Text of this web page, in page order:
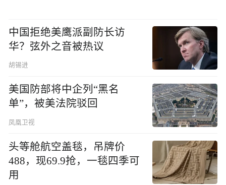
中国拒绝美鹰派副防长访
华？弦外之音被热议
胡锡进
美国防部将中企列“黑名
单”，被美法院驳回
凤凰卫视
头等舱航空盖毯，吊牌价
488，现69.9抢，一毯四季可
用